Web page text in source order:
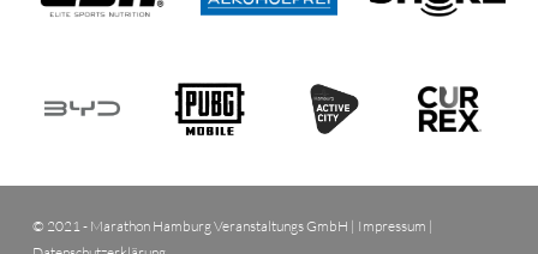
© 2021 - Marathon Hamburg Veranstaltungs GmbH | Impressum |